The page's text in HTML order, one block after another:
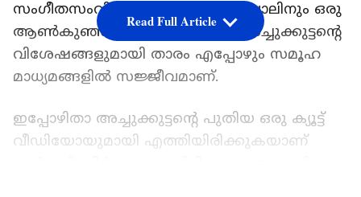
സംഗീതസംവിധായകൻ ബാലഗോപാലിനും ഒരു
ആൺകുഞ്ഞ് പിറന്നത്. കുഞ്ഞ് അച്ചുക്കുട്ടന്‍റെ
വിശേഷങ്ങളുമായി താരം എപ്പോഴും സമൂഹ
മാധ്യമങ്ങളില്‍ സജ്ജീവമാണ്.
ഇപ്പോഴിതാ അച്ചുക്കുട്ടന്‍റെ പുതിയ ഒരു ക്യൂട്ട്
വീഡിയോയുമായി എത്തിയിരിക്കുകയാണ്
Read Full Article